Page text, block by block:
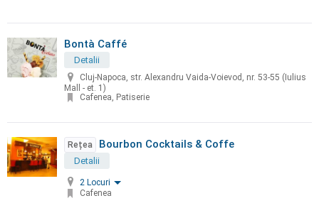
Bontà Caffé
Detalii
Cluj-Napoca, str. Alexandru Vaida-Voievod, nr. 53-55 (Iulius
Mall - et. 1)
Cafenea, Patiserie
Rețea Bourbon Cocktails & Coffe
Detalii
2 Locuri
Cafenea